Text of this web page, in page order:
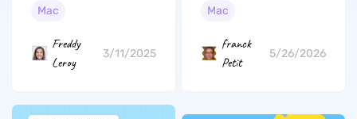
est le plus facile
Mac
Freddy
Leroy
3/11/2025
et le désactiver en
Mac
franck
Petit
5/26/2026